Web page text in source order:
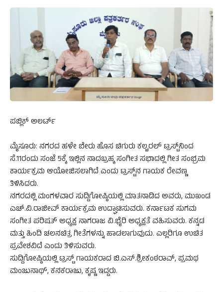
ಪಬ್ಲಿಕ್ ಅಲರ್ಟ್
ಮೈಸೂರು: ನಗರದ ಹಳೇ ಬೇರು ಹೊಸ ಚಿಗುರು ಕಲ್ಚರಲ್ ಟ್ರಸ್ಟ್‌ನಿಂದ
ಸೆ.11ರಂದು ಸಂಜೆ 5ಕ್ಕೆ ಇಲ್ಲಿನ ನಾದಬ್ರಹ್ಮ ಸಂಗೀತ ಸಭಾದಲ್ಲಿ ಗೀತ ಸಂಭ್ರಮ
ಕಾರ್ಯಕ್ರಮ ಆಯೋಜಿಸಲಾಗಿದೆ ಎಂದು ಟ್ರಸ್ಟ್‌ನ ಗಾಯಕ ರೇವಣ್ಣ
ತಿಳಿಸಿದರು.
ನಗರದಲ್ಲಿ ಮಂಗಳವಾರ ಸುದ್ದಿಗೋಷ್ಠಿಯಲ್ಲಿ ಮಾತನಾಡಿದ ಅವರು, ಮುಖಂಡ
ಎಚ್.ವಿ.ರಾಜೀವ್ ಕಾರ್ಯಕ್ರಮ ಉದ್ಘಾಟಿಸುವರು. ಕರ್ನಾಟಕ ಸುಗಮ
ಸಂಗೀತ ಪರಿಷತ್ ಅಧ್ಯಕ್ಷ ನಾಗರಾಜ ವಿ.ಭೈರಿ ಅಧ್ಯಕ್ಷತೆ ವಹಿಸುವರು. ಕನ್ನಡ
ಮತ್ತು ಹಿಂದಿ ಚಲನಚಿತ್ರ ಗೀತೆಗಳನ್ನು ಹಾಡಲಾಗುವುದು. ಎಲ್ಲರಿಗೂ ಉಚಿತ
ಪ್ರವೇಶವಿದೆ ಎಂದು ತಿಳಿಸುವರು.
ಸುದ್ದಿಗೋಷ್ಠಿಯಲ್ಲಿ ಟ್ರಸ್ಟ್ ಗಾಯಕರಾದ ಬಿ.ಎಸ್.ಶ್ರೀಕಂಠರಾವ್, ಪ್ರಮಥ
ಮಂಜುನಾಥ್, ಕನಕರಾಜು, ಕೃಷ್ಣ ಇದ್ದರು.